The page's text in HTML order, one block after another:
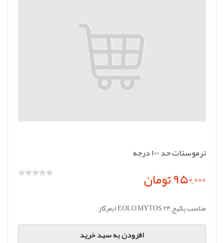
ترموستات حد 100 درجه
950,000 تومان
مناسب پکیج EOLO MYTOS 24 ایمرگاز
افزودن به سبد خرید